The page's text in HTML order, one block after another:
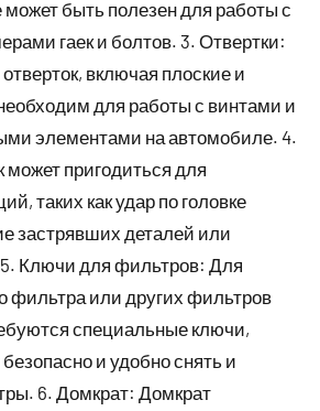
может быть полезен для работы с
гаек и болтов. 3. Отвертки:
включая плоские и
для работы с винтами и
элементами на автомобиле. 4.
пригодиться для
таких как удар по головке
застрявших деталей или
5. Ключи для фильтров: Для
фильтра или других фильтров
специальные ключи,
и удобно снять и
6. Домкрат: Домкрат